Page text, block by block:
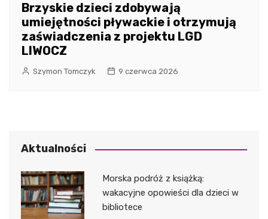
Brzyskie dzieci zdobywają
umiejętności pływackie i otrzymują
zaświadczenia z projektu LGD
LIWOCZ
Szymon Tomczyk 9 czerwca 2026
Aktualności
Morska podróż z książką:
wakacyjne opowieści dla dzieci w
bibliotece